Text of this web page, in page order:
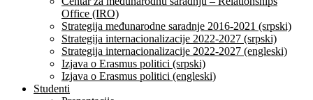
Office (IRO)
Strategija međunarodne saradnje 2016-2021 (srpski)
Strategija internacionalizacije 2022-2027 (srpski)
Strategija internacionalizacije 2022-2027 (engleski)
Izjava o Erasmus politici (srpski)
Izjava o Erasmus politici (engleski)
Studenti